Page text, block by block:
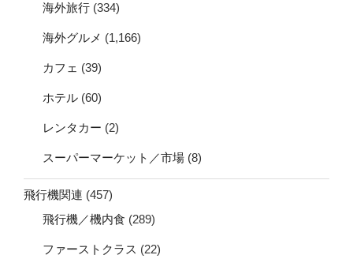
海外旅行 (334)
海外グルメ (1,166)
カフェ (39)
ホテル (60)
レンタカー (2)
スーパーマーケット／市場 (8)
飛行機関連 (457)
飛行機／機内食 (289)
ファーストクラス (22)